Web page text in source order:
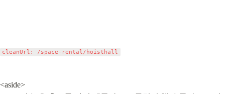
<aside>